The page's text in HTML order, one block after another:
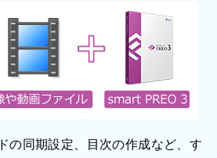
の同期設定、目次の作成など、す